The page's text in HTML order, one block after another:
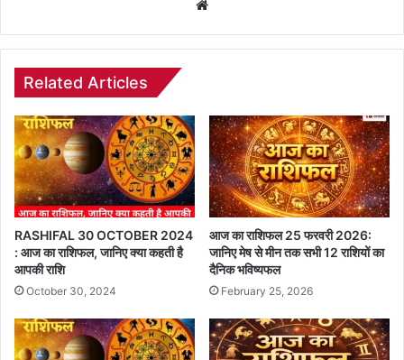
Related Articles
RASHIFAL 30 OCTOBER 2024
: आज का राशिफल, जानिए क्या कहती है
आपकी राशि
October 30, 2024
आज का राशिफल 25 फरवरी 2026:
जानिए मेष से मीन तक सभी 12 राशियों का
दैनिक भविष्यफल
February 25, 2026